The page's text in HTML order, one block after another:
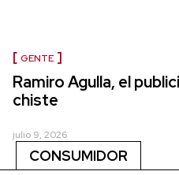
GENTE
Ramiro Agulla, el
chiste
julio 9, 2026
CONSUMIDOR